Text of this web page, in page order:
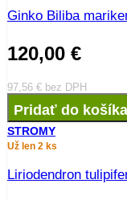
Ginko Biliba
120,00 €
97,56 € bez DPH
Pridať do košíka
STROMY
Už len 2 ks
Liriodendron